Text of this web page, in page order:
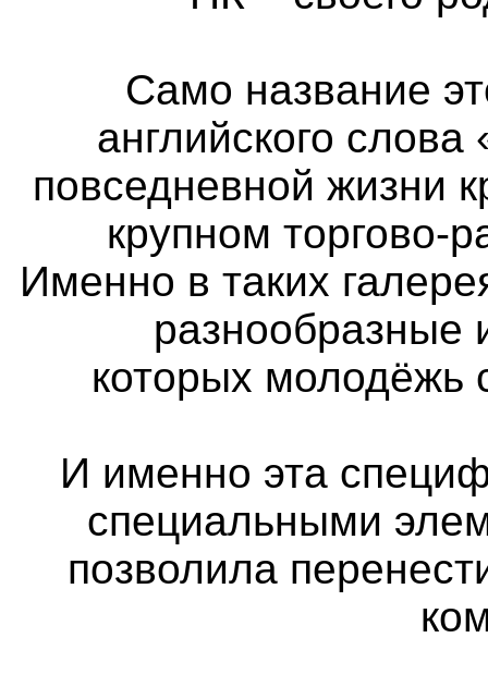
Само название
английского
повседневной жизни
крупном торгово-
Именно в таких
разнообразные
которых молодёжь
И именно эта
специальными
позволила